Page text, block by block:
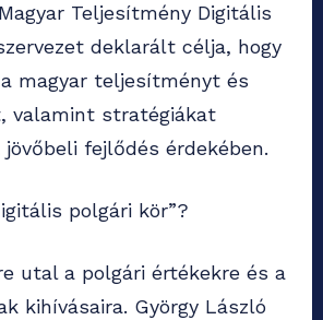
Teljesítmény Digitális
deklarált célja, hogy
magyar teljesítményt és
valamint stratégiákat
fejlődés érdekében.
polgári kör”?
utal a polgári értékekre és a
kihívásaira. György László